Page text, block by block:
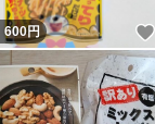
600円